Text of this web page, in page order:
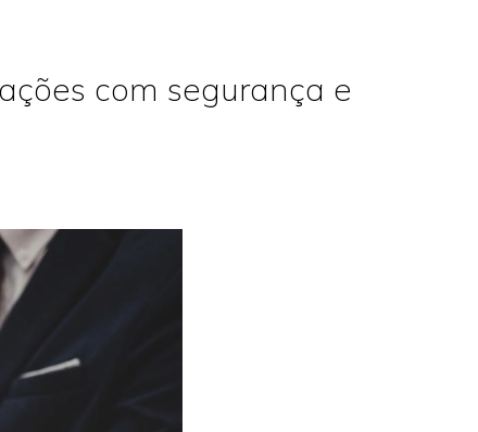
com segurança e